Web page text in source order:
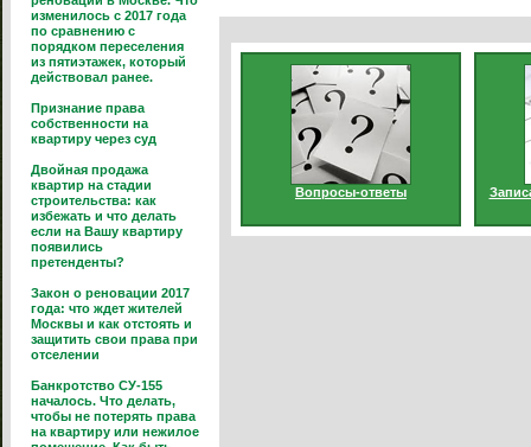
изменилось с 2017 года
по сравнению с
порядком переселения
из пятиэтажек, который
действовал ранее.
Признание права
собственности на
квартиру через суд
Двойная продажа
квартир на стадии
строительства: как
избежать и что делать
если на Вашу квартиру
появились
претенденты?
Закон о реновации 2017
года: что ждет жителей
Москвы и как отстоять и
защитить свои права при
отселении
Банкротство СУ-155
началось. Что делать,
чтобы не потерять права
на квартиру или нежилое
Вопросы-ответы